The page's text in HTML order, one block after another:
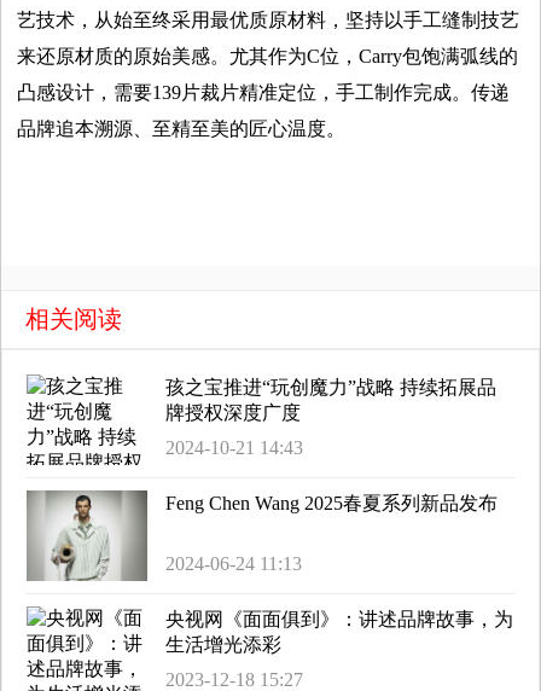
乐
时
尚
艺技术，从始至终采用最优质原材料，坚持以手工缝制技艺
来还原材质的原始美感。尤其作为C位，Carry包饱满弧线的
凸感设计，需要139片裁片精准定位，手工制作完成。传递
品牌追本溯源、至精至美的匠心温度。
相关阅读
孩之宝推进“玩创魔力”战略 持续拓展品
牌授权深度广度
2024-10-21 14:43
Feng Chen Wang 2025春夏系列新品发布
2024-06-24 11:13
央视网《面面俱到》：讲述品牌故事，为
生活增光添彩
2023-12-18 15:27